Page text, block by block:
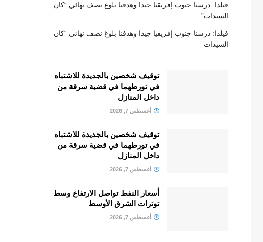
فيلدا: درسنا جنوب إفريقيا جيدا وهدفنا بلوغ نصف نهائي “كان
السيدات”
فيلدا: درسنا جنوب إفريقيا جيدا وهدفنا بلوغ نصف نهائي “كان
السيدات”
توقيف شخصين بالجديدة للاشتباه
في تورطهما في قضية سرقة من
داخل المنازل
أغسطس 7, 2026
توقيف شخصين بالجديدة للاشتباه
في تورطهما في قضية سرقة من
داخل المنازل
أغسطس 7, 2026
أسعار النفط تواصل الارتفاع وسط
توترات الشرق الأوسط
أغسطس 7, 2026